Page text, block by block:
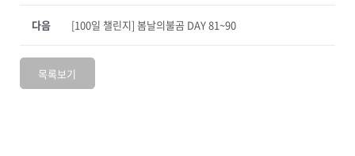
[100일 챌린지] 봄날의불곰 DAY 81~90
다음
목록보기